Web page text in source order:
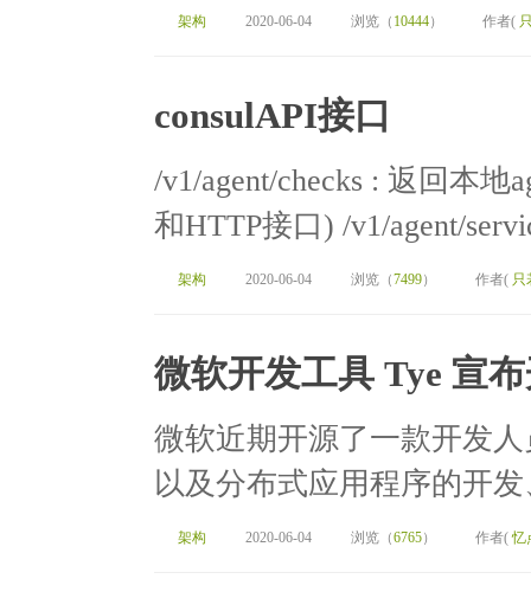
架构 2020-06-04 浏览（ 10444） 作者(
consulAPI接口
/v1/agent/checks : 返回本
和HTTP接口) /v1/agent/
架构 2020-06-04 浏览（7499） 作者( 只
微软开发工具 Tye 宣
微软近期开源了一款开发
以及分布式应用程序的开
架构 2020-06-04 浏览（6765） 作者(忆